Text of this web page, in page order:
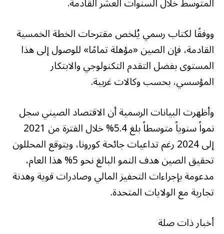
ووفقًا لكتاب رسمي يُلخص مقترحات الخطة الخمسية
القادمة، فإن الصين «مؤهلة تمامًا» للوصول إلى هذا
المستوى بفضل التقدم التكنولوجي والابتكار
المؤسسي، بحسب وكالات غربية.
وأظهرت البيانات الرسمية أن الاقتصاد الصيني سجل
نمواً سنوياً متوسطاً بلغ 5.4% خلال الفترة من 2021
إلى 2024 رغم تداعيات جائحة كورونا، ويتوقع المحللون
تحقيق الصين هدف النمو البالغ نحو 5% هذا العام،
مدعومة بإجراءات التحفيز المالي وصادرات قوية وهدنة
تجارية مع الولايات المتحدة.
أخبار ذات صلة